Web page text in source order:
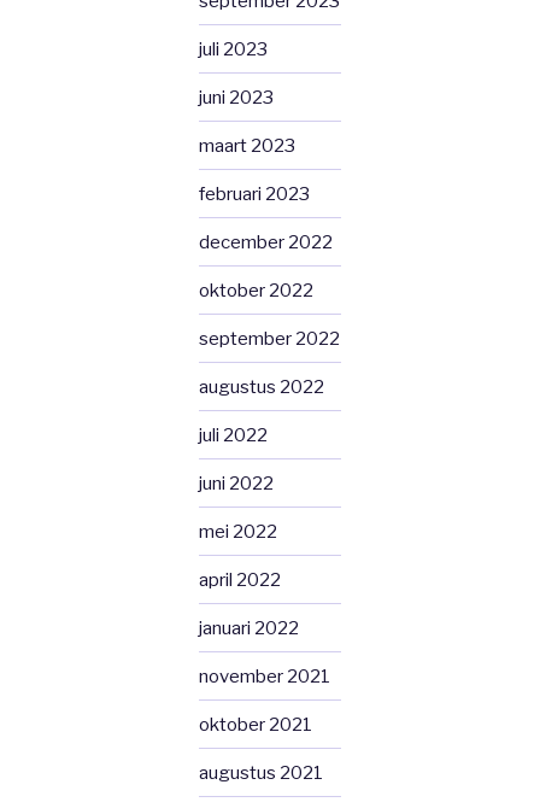
juli 2023
juni 2023
maart 2023
februari 2023
december 2022
oktober 2022
september 2022
augustus 2022
juli 2022
juni 2022
mei 2022
april 2022
januari 2022
november 2021
oktober 2021
augustus 2021